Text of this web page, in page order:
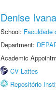
Denise
School: Faculdade
Department:
Academic
CV Lattes
Repositório